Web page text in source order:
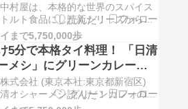
村屋は、本格的な世界のスパイス
ルト食品にした新シリーズからエ
飯の素「スパイス紀行 ガパオ」、
紀行 麻辣魯肉飯」、「スパイス紀
イス」を2月20日より順次、全国の
で...
まで5,750,000歩
5分で本格タイ料理！ 「日清
メシ」にグリーンカレーの
はん登場
式会社 (東京本社:東京都新宿区)
オシャーメシ グリーンカレーのス
」（価格：税込¥238）を2月20日